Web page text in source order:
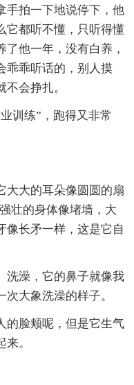
手拍一下地说停下，他
它都听不懂，只听得懂
他一年，没有白养，
乖乖听话的，别人摸
会挣扎。
训练”，跑得又非常
大大的耳朵像圆圆的扇
壮的身体像堵墙，大
像长矛一样，这是它自
洗澡，它的鼻子就像我
大象洗澡的样子。
的脸颊呢，但是它生气
。